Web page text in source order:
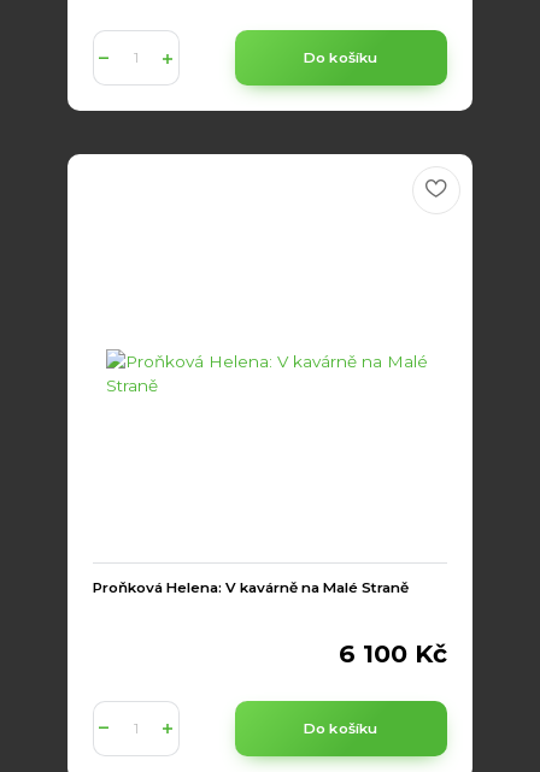
Do košíku
Proňková Helena: V kavárně na Malé Straně
6 100 Kč
Do košíku